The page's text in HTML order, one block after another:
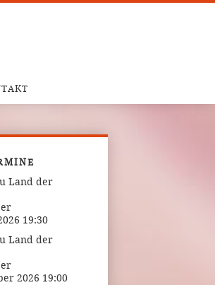
Land der
19:30
Land der
2026 19:00